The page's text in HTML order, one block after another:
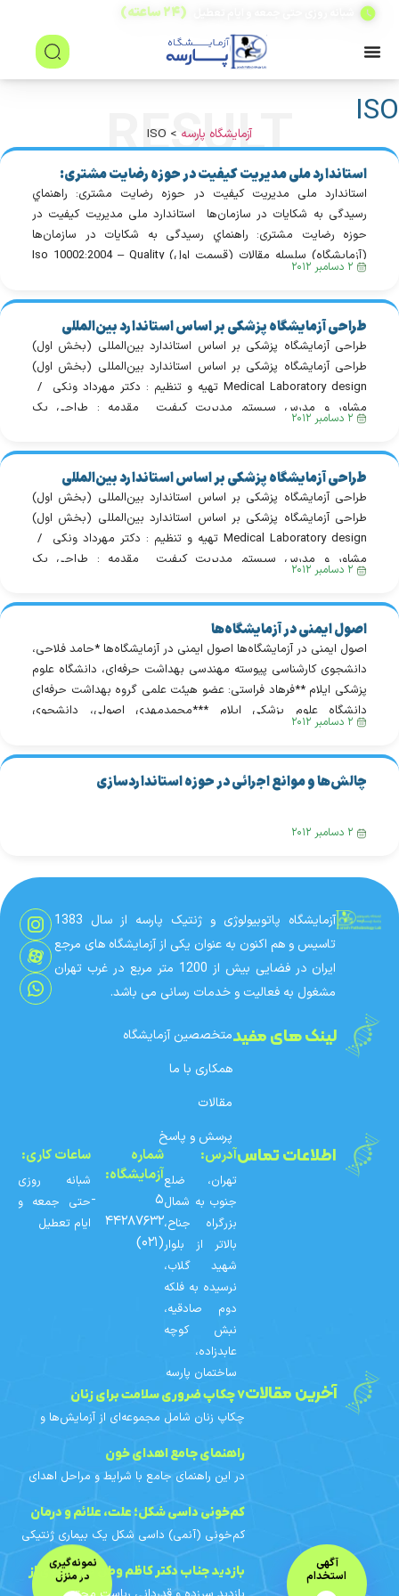
(۲۴ ساعته)
ISO
آزمایشگاه پارسه >
ISO
استاندارد ملی مدیریت کیفیت در حوزه رضایت مشتری:
راهنماي رسیدگی به شکایات در سازمان‌ها
استاندارد ملی مدیریت کیفیت در حوزه رضایت مشتری: راهنماي
رسیدگی به شکایات در سازمان‌ها استاندارد ملی مدیریت کیفیت در
حوزه رضایت مشتری: راهنماي رسیدگی به شکایات در سازمان‌ها
(آزمایشگاه) سلسله مقالات (قسمت اول) Iso 10002:2004 – Quality
management customer satisfaction Guideline for complaints
handlings in organizations گردآوری و تنظیم: دکتر مهرداد ونکی
مشاور و […]
۲ دسامبر ۲۰۱۲
طراحی آزمایشگاه پزشکی بر اساس استاندارد بین‌المللی
(بخش اول)
طراحی آزمایشگاه پزشکی بر اساس استاندارد بین‌المللی (بخش اول)
طراحی آزمایشگاه پزشکی بر اساس استاندارد بین‌المللی (بخش اول)
Medical Laboratory design تهیه و تنظیم : دکتر مهرداد ونکی /
مشاور و مدرس سیستم مدیریت کیفیت مقدمه : طراحی یک
آزمایشگاه استاندارد و اپتیمال به ترکیب دقیق عناصر فراوان و متنوع
طراحی نیازمند است که در […]
۲ دسامبر ۲۰۱۲
طراحی آزمایشگاه پزشکی بر اساس استاندارد بین‌المللی
(بخش اول)
طراحی آزمایشگاه پزشکی بر اساس استاندارد بین‌المللی (بخش اول)
طراحی آزمایشگاه پزشکی بر اساس استاندارد بین‌المللی (بخش اول)
Medical Laboratory design تهیه و تنظیم : دکتر مهرداد ونکی /
مشاور و مدرس سیستم مدیریت کیفیت مقدمه : طراحی یک
آزمایشگاه استاندارد و اپتیمال به ترکیب دقیق عناصر فراوان و متنوع
طراحی نیازمند است که در […]
۲ دسامبر ۲۰۱۲
اصول ایمنی در آزمایشگاه‌ها
اصول ایمنی در آزمایشگاه‌ها اصول ایمنی در آزمایشگاه‌ها *حامد فلاحی،
دانشجوی کارشناسی پیوسته مهندسی بهداشت حرفه‌ای، دانشگاه علوم
پزشکی ایلام **فرهاد فراستی: عضو هیئت علمی گروه بهداشت حرفه‌ای
دانشگاه علوم پزشکی ایلام ***محمدمهدی اصولی، دانشجوی
کارشناسی پیوسته مهندسی بهداشت حرفه‌ای، دانشگاه علوم پزشکی
ایلام E-mail:kalhoregharb@gmail.com E-mail:
farasaty_64@yahoo.com چکیده: گستردگی و پیشرفت‌های علم و
توسعه صنایع […]
۲ دسامبر ۲۰۱۲
چالش‌ها و موانع اجرائی در حوزه استانداردسازی
۲ دسامبر ۲۰۱۲
آزمایشگاه پاتوبیولوژی و ژنتیک پارسه از سال 1383
تاسیس و هم اکنون به عنوان یکی از آزمایشگاه های مرجع
ایران در فضایی بیش از 1200 متر مربع در غرب تهران
مشغول به فعالیت و خدمات رسانی می باشد.
لینک های مفیدمتخصصین آزمایشگاه
همکاری با ما
مقالات
پرسش و پاسخ
اطلاعات تماسآدرس:
تهران، ضلع
جنوب به شمال
بزرگراه جناح،
بالاتر از بلوار
شهید گلاب،
نرسیده به فلکه
دوم صادقیه،
نبش کوچه
عابدزاده،
ساختمان پارسه
شماره‌
آزمایشگاه:
۵ -
۴۴۲۸۷۶۳۲
(۰۲۱)
ساعات کاری:
شبانه روزی
حتی جمعه و
ایام تعطیل
آخرین مقالات۷ چکاپ ضروری سلامت برای زنان
چکاپ زنان شامل مجموعه‌ای از آزمایش‌ها و
سابقه خانوادگی و عوامل خطر هر فرد
برنامه‌ریزی می‌شوند. در
راهنمای جامع اهدای خون
در این راهنمای جامع با شرایط و مراحل اهدای
خون بانوان، آزمایش‌های خون اهدایی، فواید و
مراقبت‌های قبل و
کم‌خونی داسی‌ شکل؛ علت، علائم و درمان
کم‌خونی (آنمی) داسی‌ شکل یک بیماری ژنتیکی
ارثی است. در این مقاله با علائم، علت ژنتیکی،
روش‌های تشخیص، الگوی وراثت و اهمیت
مشاوره ژنتیک آشنا
بازدید جناب دکتر کاظم وطن خواه یزدی از
نمونه‌گیری
در منزل
آگهی
استخدام